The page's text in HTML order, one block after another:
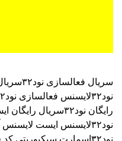
سریال فعالسازی نود۳۲
نود۳۲
لایسنس فعالسازی نود۳۲
رایگان نود۳۲
سریال رایگان
نود۳۲
لایسنس ایست لایسنس
نود۳۲اسمارت سیکیوریتی
کد